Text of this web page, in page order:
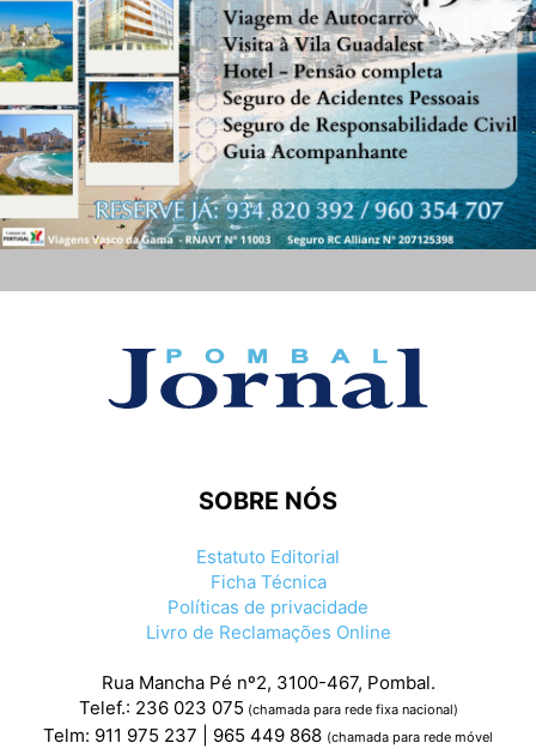
SOBRE NÓS
Estatuto Editorial
Ficha Técnica
Políticas de privacidade
Livro de Reclamações Online
Rua Mancha Pé nº2, 3100-467, Pombal.
Telef.: 236 023 075 (chamada para rede fixa nacional)
Telm: 911 975 237 | 965 449 868 (chamada para rede móvel